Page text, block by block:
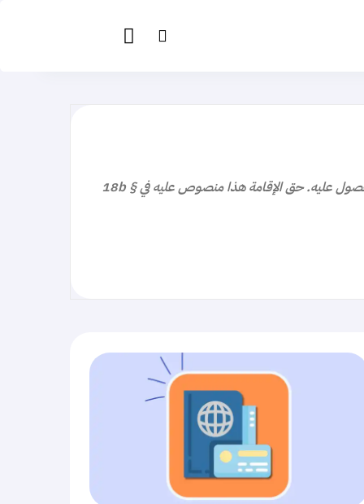
شروط الحصول على البطاقة الزرقاء البطاقة الزرقاء هي عنوان إقامة خاص غير مؤهل لجميع المهاجرين ويمكن التقدم بطلب للحصول عليه. حق الإقامة هذا منصوص عليه في § 18b